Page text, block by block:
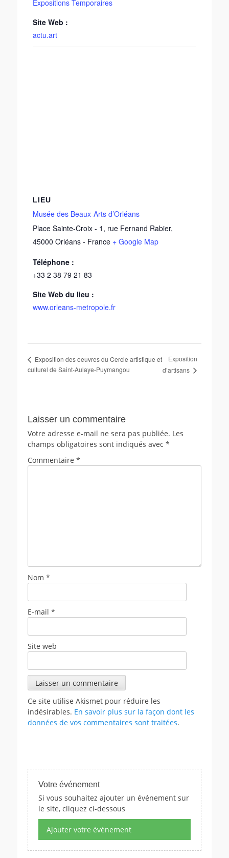
Expositions Temporaires
Site Web :
actu.art
LIEU
Musée des Beaux-Arts d’Orléans
Place Sainte-Croix - 1, rue Fernand Rabier,
45000 Orléans - France + Google Map
Téléphone :
+33 2 38 79 21 83
Site Web du lieu :
www.orleans-metropole.fr
Exposition des oeuvres du Cercle artistique et
culturel de Saint-Aulaye-Puymangou
Exposition
d’artisans
Laisser un commentaire
Votre adresse e-mail ne sera pas publiée. Les
champs obligatoires sont indiqués avec *
Commentaire *
Nom *
E-mail *
Site web
Ce site utilise Akismet pour réduire les
indésirables. En savoir plus sur la façon dont les
données de vos commentaires sont traitées.
Votre événement
Si vous souhaitez ajouter un événement sur
le site, cliquez ci-dessous
Ajouter votre événement